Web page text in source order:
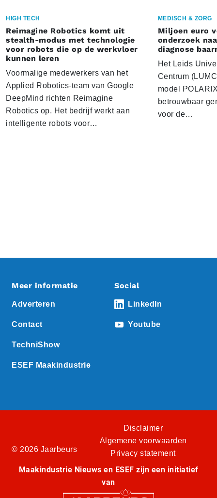
HIGH TECH
Reimagine Robotics komt uit
stealth-modus met technologie
voor robots die op de werkvloer
kunnen leren
Voormalige medewerkers van het
Applied Robotics-team van Google
DeepMind richten Reimagine
Robotics op. Het bedrijf werkt aan
intelligente robots voor…
MEDISCH & ZORG
Miljoen euro
onderzoek
diagnose
Het Leids
Centrum
model
betrouwbaar
voor de…
Meer informatie
Adverteren
Contact
TechniShow
ESEF Maakindustrie
Social
LinkedIn
Youtube
© 2026 Jaarbeurs
Disclaimer
Algemene voorwaarden
Privacy statement
Maakindustrie Nieuws en ESEF zijn een initiatief
van